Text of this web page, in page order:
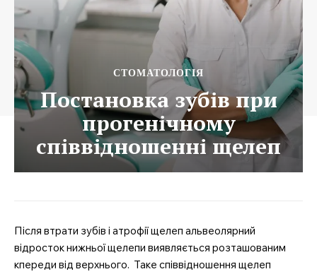
СТОМАТОЛОГІЯ
Постановка зубів при
прогенічному
співвідношенні щелеп
Після втрати зубів і атрофії щелеп альвеолярний
відросток нижньої щелепи виявляється розташованим
кпереди від верхнього. Таке співвідношення щелеп